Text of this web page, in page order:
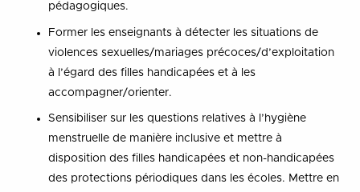
pédagogiques.
Former les enseignants à détecter les situations de
violences sexuelles/mariages précoces/d’exploitation
à l’égard des filles handicapées et à les
accompagner/orienter.
Sensibiliser sur les questions relatives à l’hygiène
menstruelle de manière inclusive et mettre à
disposition des filles handicapées et non-handicapées
des protections périodiques dans les écoles. Mettre en